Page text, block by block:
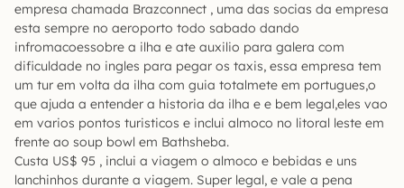
empresa chamada Brazconnect , uma das socias da empresa
esta sempre no aeroporto todo sabado dando
infromacoessobre a ilha e ate auxilio para galera com
dificuldade no ingles para pegar os taxis, essa empresa tem
um tur em volta da ilha com guia totalmete em portugues,o
que ajuda a entender a historia da ilha e e bem legal,eles vao
em varios pontos turisticos e inclui almoco no litoral leste em
frente ao soup bowl em Bathsheba.
Custa US$ 95 , inclui a viagem o almoco e bebidas e uns
lanchinhos durante a viagem. Super legal, e vale a pena